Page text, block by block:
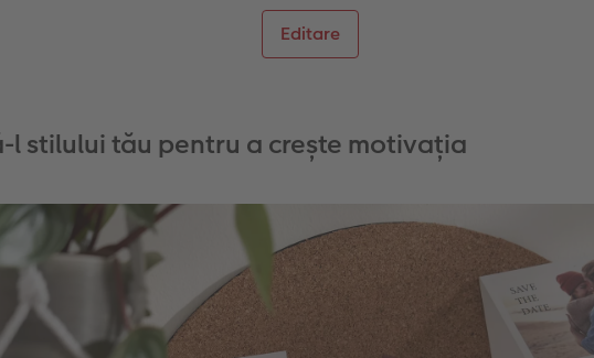
Editare
l stilului tău pentru a crește motivația